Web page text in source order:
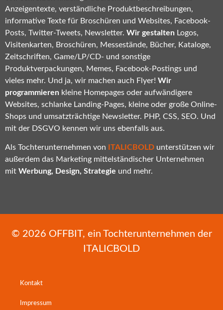
Anzeigentexte, verständliche Produktbeschreibungen,
informative Texte für Broschüren und Websites, Facebook-
Posts, Twitter-Tweets, Newsletter. Wir gestalten Logos,
Visitenkarten, Broschüren, Messestände, Bücher, Kataloge,
Zeitschriften, Game/LP/CD- und sonstige
Produktverpackungen, Memes, Facebook-Postings und
vieles mehr. Und ja, wir machen auch Flyer! Wir
programmieren kleine Homepages oder aufwändigere
Websites, schlanke Landing-Pages, kleine oder große Online-
Shops und umsatzträchtige Newsletter. PHP, CSS, SEO. Und
mit der DSGVO kennen wir uns ebenfalls aus.
Als Tochterunternehmen von ITALICBOLD unterstützen wir
außerdem das Marketing mittelständischer Unternehmen
mit Werbung, Design, Strategie und mehr.
© 2026 OFFBIT, ein Tochterunternehmen der
ITALICBOLD
Kontakt
Impressum